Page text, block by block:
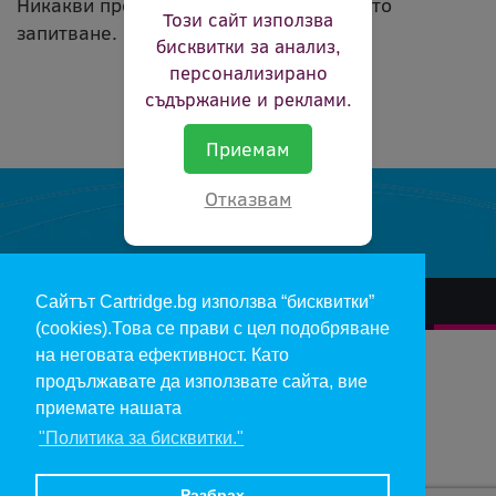
Сайтът Cartridge.bg използва “бисквитки”
(cookies).Това се прави с цел подобряване
на неговата ефективност. Като
продължавате да използвате сайта, вие
приемате нашата
"Политика за бисквитки."
запитване.
Този сайт използва
бисквитки за анализ,
персонализирано
съдържание и реклами.
Приемам
Отказвам
За нас Гаранции и рекламации Контакт Доставка
Отказ и връщане на продукти Общи условия за ползване
Изкупуване на празни касети
Цените в евро са изчислени по фиксирания курс 1 € = 1.95583 лв.